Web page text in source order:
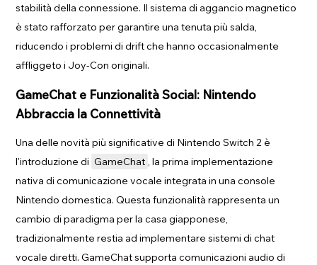
stabilità della connessione. Il sistema di aggancio magnetico
è stato rafforzato per garantire una tenuta più salda,
riducendo i problemi di drift che hanno occasionalmente
affliggeto i Joy-Con originali.
GameChat e Funzionalità Social: Nintendo
Abbraccia la Connettività
Una delle novità più significative di Nintendo Switch 2 è
l'introduzione di GameChat , la prima implementazione
nativa di comunicazione vocale integrata in una console
Nintendo domestica. Questa funzionalità rappresenta un
cambio di paradigma per la casa giapponese,
tradizionalmente restia ad implementare sistemi di chat
vocale diretti. GameChat supporta comunicazioni audio di